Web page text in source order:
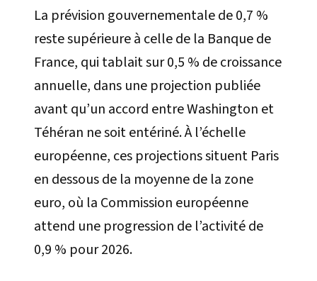
La prévision gouvernementale de 0,7 %
reste supérieure à celle de la Banque de
France, qui tablait sur 0,5 % de croissance
annuelle, dans une projection publiée
avant qu’un accord entre Washington et
Téhéran ne soit entériné. À l’échelle
européenne, ces projections situent Paris
en dessous de la moyenne de la zone
euro, où la Commission européenne
attend une progression de l’activité de
0,9 % pour 2026.